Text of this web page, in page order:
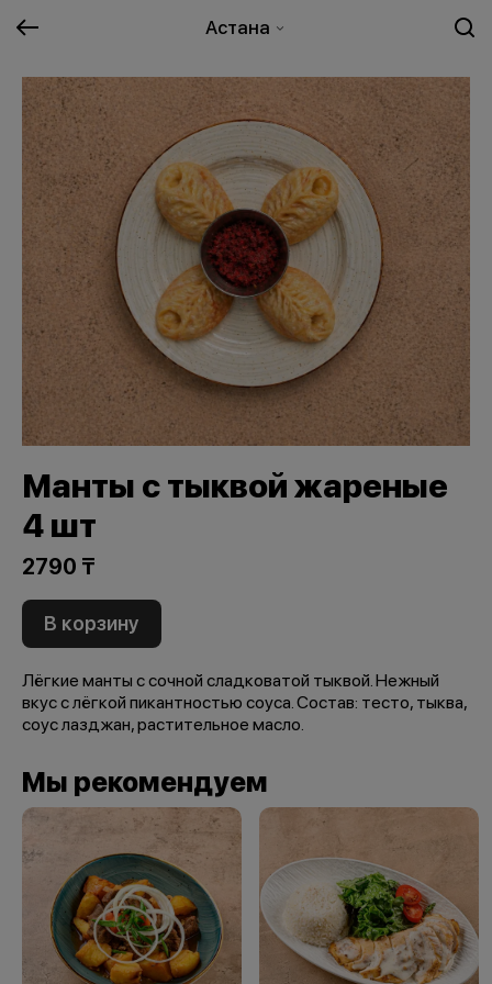
Астана
Манты с тыквой жареные
4 шт
2790 ₸
В корзину
Лёгкие манты с сочной сладковатой тыквой. Нежный
вкус с лёгкой пикантностью соуса. Состав: тесто, тыква,
соус лазджан, растительное масло.
Мы рекомендуем